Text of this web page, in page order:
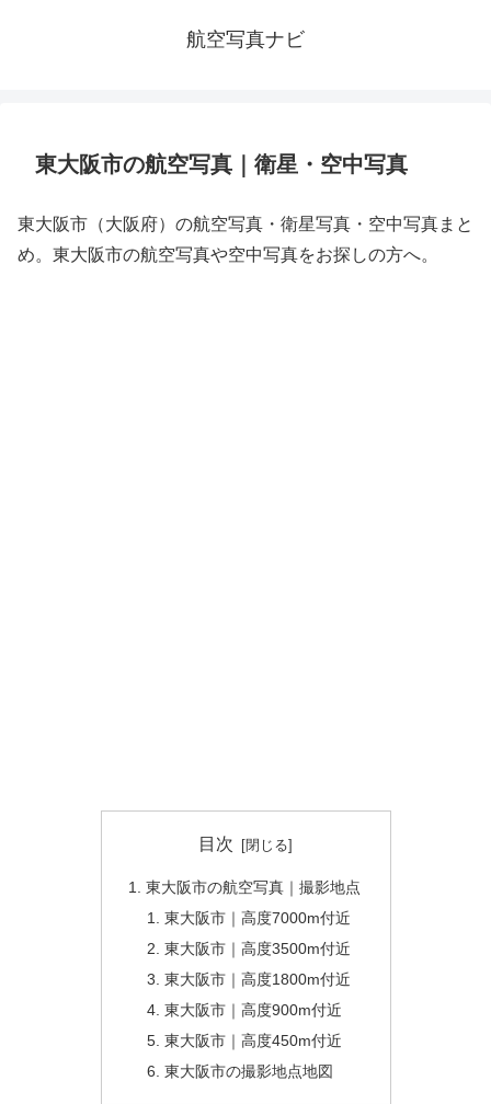
航空写真ナビ
東大阪市の航空写真｜衛星・空中写真
東大阪市（大阪府）の航空写真・衛星写真・空中写真まと
め。東大阪市の航空写真や空中写真をお探しの方へ。
目次
東大阪市の航空写真｜撮影地点
東大阪市｜高度7000m付近
東大阪市｜高度3500m付近
東大阪市｜高度1800m付近
東大阪市｜高度900m付近
東大阪市｜高度450m付近
東大阪市の撮影地点地図